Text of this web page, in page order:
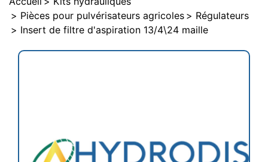
Pièces pour pulvérisateurs agricoles
Régulateurs
Insert de filtre d'aspiration 13/4\24 maille